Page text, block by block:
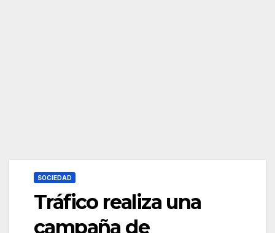
SOCIEDAD
Tráfico realiza una
campaña de